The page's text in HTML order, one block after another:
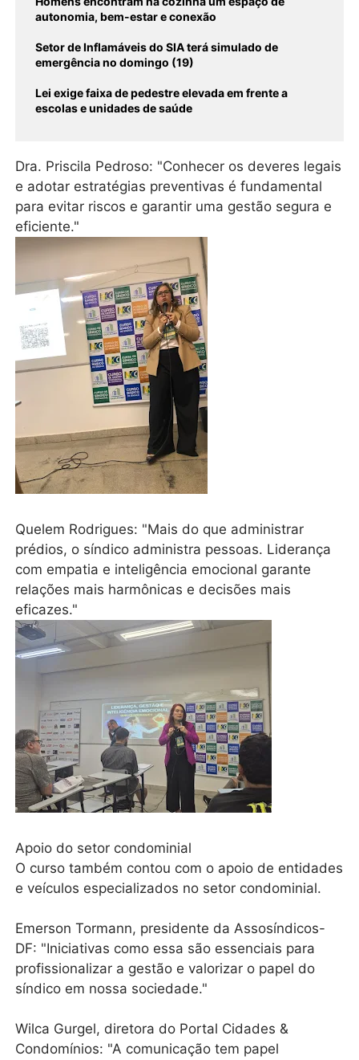
autonomia, bem-estar e conexão
Setor de Inflamáveis do SIA terá simulado de
emergência no domingo (19)
Lei exige faixa de pedestre elevada em frente a
escolas e unidades de saúde
Dra. Priscila Pedroso: "Conhecer os deveres legais
e adotar estratégias preventivas é fundamental
para evitar riscos e garantir uma gestão segura e
eficiente."
Quelem Rodrigues: "Mais do que administrar
prédios, o síndico administra pessoas. Liderança
com empatia e inteligência emocional garante
relações mais harmônicas e decisões mais
eficazes."
Apoio do setor condominial
O curso também contou com o apoio de entidades
e veículos especializados no setor condominial.
Emerson Tormann, presidente da Assosíndicos-
DF: "Iniciativas como essa são essenciais para
profissionalizar a gestão e valorizar o papel do
síndico em nossa sociedade."
Wilca Gurgel, diretora do Portal Cidades &
Condomínios: "A comunicação tem papel